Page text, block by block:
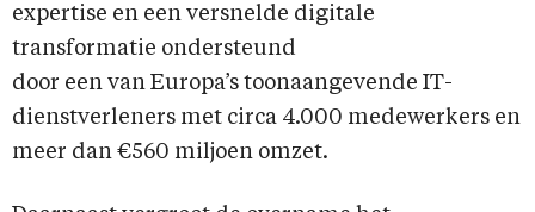
expertise en een versnelde digitale
transformatie ondersteund
door een van Europa’s toonaangevende IT-
dienstverleners met circa 4.000 medewerkers en
meer dan €560 miljoen omzet.